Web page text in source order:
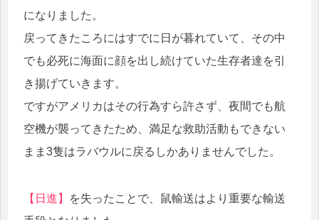
になりました。
戻ってきたころにはすでに日が暮れていて、その中
でも必死に海面に顔を出し続けていた生存者達を引
き揚げていきます。
ですがアメリカはその行為すら許さず、夜間でも航
空機が襲ってきたため、満足な救助活動もできない
まま3隻はラバウルに戻るしかありませんでした。
【日進】
を失ったことで、鼠輸送はより重要な輸送